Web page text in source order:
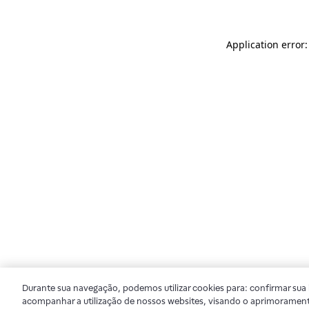
Application
Durante sua navegação, podemos utilizar cookies para: confirmar
acompanhar a utilização de nossos websites, visando o